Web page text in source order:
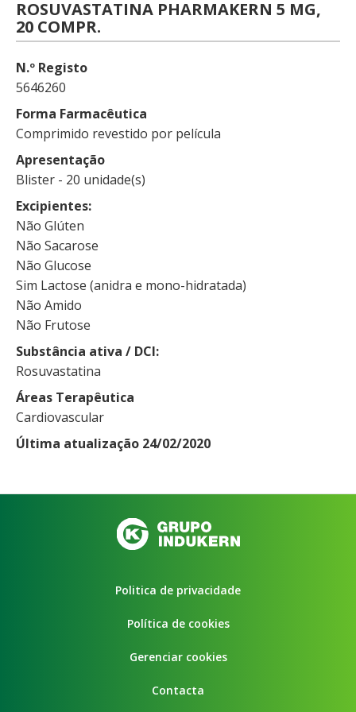
ROSUVASTATINA PHARMAKERN 5 MG,
20 COMPR.
N.º Registo
5646260
Forma Farmacêutica
Comprimido revestido por película
Apresentação
Blister - 20 unidade(s)
Excipientes
Não Glúten
Não Sacarose
Não Glucose
Sim Lactose (anidra e mono-hidratada)
Não Amido
Não Frutose
Substância ativa / DCI
Rosuvastatina
Áreas Terapêutica
Cardiovascular
Última atualização 24/02/2020
Politica de privacidade
Política de cookies
Gerenciar cookies
Contacta